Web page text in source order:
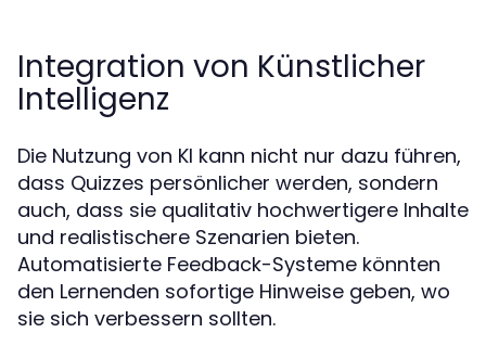
Integration von Künstlicher
Intelligenz
Die Nutzung von KI kann nicht nur dazu führen,
dass Quizzes persönlicher werden, sondern
auch, dass sie qualitativ hochwertigere Inhalte
und realistischere Szenarien bieten.
Automatisierte Feedback-Systeme könnten
den Lernenden sofortige Hinweise geben, wo
sie sich verbessern sollten.